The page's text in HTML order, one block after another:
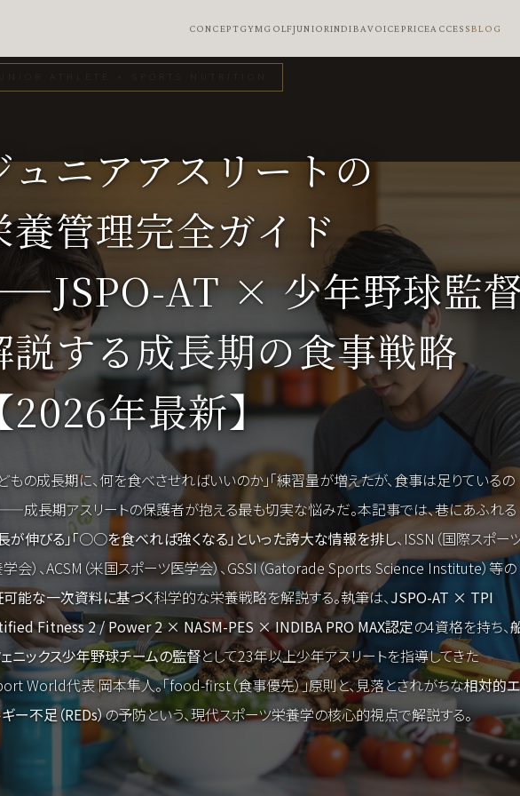
CONCEPTGYMGOLFJUNIORINDIBAVOICEPRICEACCESSBLOG
ュニアアスリートの
養管理完全ガイド
AT × 少年野球監
説する成長期の食事戦略
2026年最新】
もの成長期に、何を食べさせればいいのか」「練習量が増えたが、食事は足りているの
成長期アスリートの保護者が抱える最も切実な悩みだ。本記事では、巷にあふれる
が伸びる」「○○を食べれば強くなる」といった誇大な情報を排し、ISSN（国際スポー
会）、ACSM（米国スポーツ医学会）、GSSI（Gatorade Sports Science Institute）等の
能な一次資料に基づく科学的な栄養戦略を解説する。執筆は、JSPO-AT × TPI
Fitness 2 / Power 2 × NASM-PES × INDIBA PRO MAX認定の4資格を持ち、
ニックス少年野球チームの監督として23年以上少年アスリートを指導してきた
World代表 岡本隼人。「food-first（食事優先）」原則と、見落とされがちな相対的エ
ー不足（REDs）の予防という、現代スポーツ栄養学の核心的視点で解説する。